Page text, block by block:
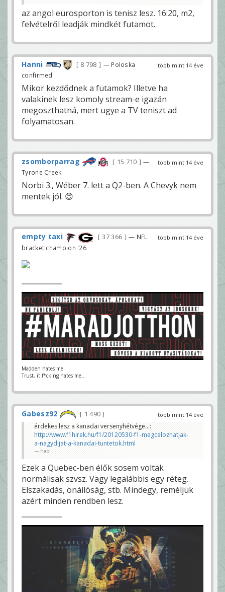
az angol eurosporton is tenisz lesz. 16:20, m2,
felvételről leadják mindkét futamot.
több mint 14 éve
Hanni 8 798
— Poloska
confirmed
Mikor kezdődnek a futamok? Illetve ha
valakinek lesz komoly stream-e igazán
megoszthatná, mert ugye a TV teniszt ad
folyamatosan.
több mint 14 éve
zsomborparrag 15 710
—
Tyrone Creek
Norbi 3., Wéber 7. lett a Q2-ben. A Chevyk nem
mentek jól. 😊
több mint 14 éve
empty taxi 37 366
— NFL
bracket champion '26
Madden hates me.
Trust, it f*cking hates me...
több mint 14 éve
Gabesz92
1 490
érdekes lesz a kanadai versenyhétvége...:
http://www.f1hirek.hu/f1/20120530-f1-megcelozhatjak-
a-nagydijat-a-kanadai-tuntetok.html
Habi
Ezek a Quebec-ben élők sosem voltak
normálisak szvsz. Vagy legalábbis egy réteg.
Elszakadás, önállóság, stb. Mindegy, reméljük
azért minden rendben lesz.